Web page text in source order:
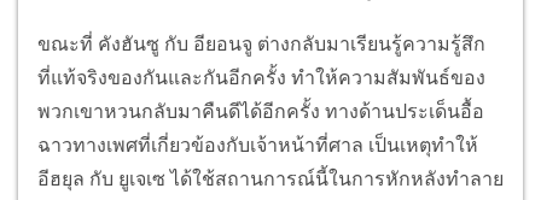
ขณะที่ คังฮันซู กับ อียอนจู ต่างกลับมาเรียนรู้ความรู้สึก
ที่แท้จริงของกันและกันอีกครั้ง ทำให้ความสัมพันธ์ของ
พวกเขาหวนกลับมาคืนดีได้อีกครั้ง ทางด้านประเด็นอื้อ
ฉาวทางเพศที่เกี่ยวข้องกับเจ้าหน้าที่ศาล เป็นเหตุทำให้
อีฮยุล กับ ยูเจเซ ได้ใช้สถานการณ์นี้ในการหักหลังทำลาย